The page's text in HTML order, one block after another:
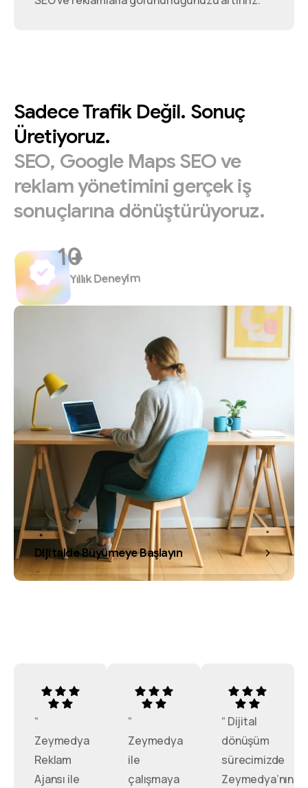
SadeceTrafik Değil. Sonuç
Üretiyoruz.
SEO, Google MapsSEOve
reklamyönetiminigerçekiş
sonuçlarına dönüştürüyoruz.
+
Yıllık Deneyim
Dijitalde Büyümeye Başlayın
“
Zeymedya
Reklam
Ajansı ile
“
Zeymedya
ile
çalışmaya
“ Dijital
dönüşüm
sürecimizde
Zeymedya’nın